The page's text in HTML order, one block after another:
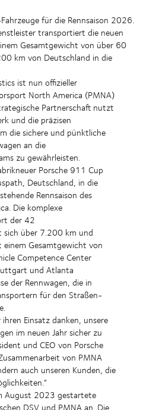
für die Rennsaison 2026.
transportiert die neuen
Gesamtgewicht von über 60
km von Deutschland in die
ist nun offizieller
North America (PMNA)
Partnerschaft nutzt
und die präzisen
die sichere und pünktliche
an die
zu gewährleisten.
Porsche 911 Cup
Deutschland, in die
Rennsaison des
Die komplexe
der 42
sich über 7.200 km und
Gesamtgewicht von
Competence Center
und Atlanta
der Rennwagen, die in
für den Straßen-
Einsatz danken, unsere
im neuen Jahr sicher zu
und CEO von Porsche
von PMNA
auch unseren Kunden, die
August 2023 gestartete
DSV und PMNA an. Die